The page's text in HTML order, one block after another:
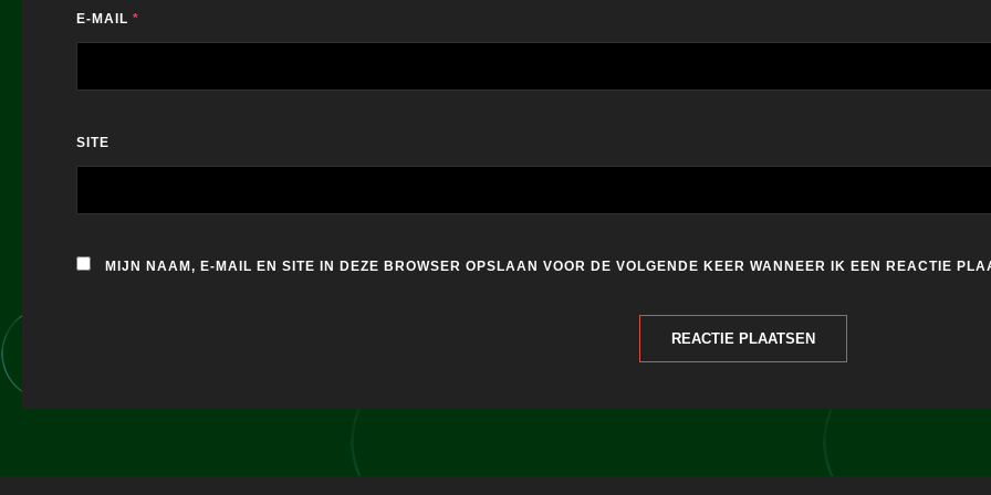
E-MAIL *
SITE
MIJN NAAM, E-MAIL EN SITE IN DEZE BROWSER OPSLAAN VOOR DE VOLGENDE KEER WANNEER IK EEN REACTIE